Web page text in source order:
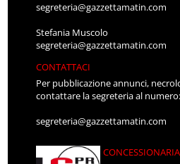
segreteria@gazzettamatin.com
Stefania Muscolo
segreteria@gazzettamatin.com
CONTATTACI
Per pubblicazione annunci,
contattare la segreteria al
segreteria@gazzettamatin.com